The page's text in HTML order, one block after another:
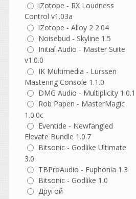
распознавала лучше, чем
даже суновский платный
штатный преобразователь
(он вообще довольно
кривой, кстати). А вот
чистые партии призма
берет вообще влёт, лучше
встроенного в S1. Впрочем,
я просто делюсь опытом, а
вы уже сами подбирайте
под себя, что удобнее.
NewYork4017
написал 07.08.2026 в
раздайте пожалуйста
GALAN
iZotope - RX Loudness
Control v1.03a
iZotope - Alloy 2 2.04
Noisebud - Skyline 1.5
Initial Audio - Master Suite
v1.0.0
IK Multimedia - Lurssen
Mastering Console 1.1.0
DMG Audio - Multiplicity 1.0.1
Rob Papen - MasterMagic
1.0.0c
Eventide - Newfangled
Elevate Bundle 1.0.7
Bitsonic - Godlike Ultimate
3.0
TBProAudio - Euphonia 1.3
Bitsonic - Godlike 1.0
Другой